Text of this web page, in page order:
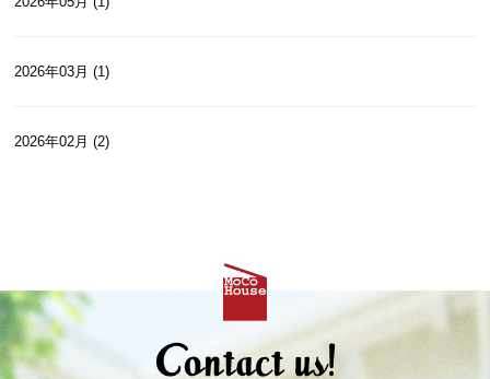
2026年03月 (1)
2026年02月 (2)
2025年10月 (2)